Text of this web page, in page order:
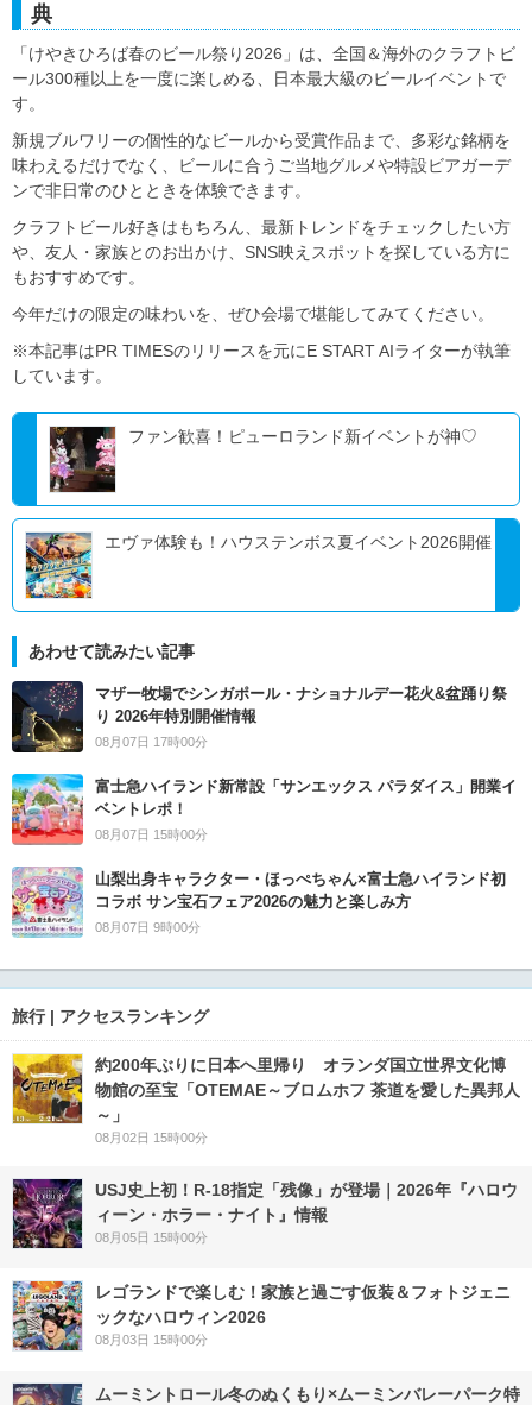
典
「けやきひろば春のビール祭り2026」は、全国＆海外のクラフトビ
ール300種以上を一度に楽しめる、日本最大級のビールイベントで
す。
新規ブルワリーの個性的なビールから受賞作品まで、多彩な銘柄を
味わえるだけでなく、ビールに合うご当地グルメや特設ビアガーデ
ンで非日常のひとときを体験できます。
クラフトビール好きはもちろん、最新トレンドをチェックしたい方
や、友人・家族とのお出かけ、SNS映えスポットを探している方に
もおすすめです。
今年だけの限定の味わいを、ぜひ会場で堪能してみてください。
※本記事はPR TIMESのリリースを元にE START AIライターが執筆
しています。
ファン歓喜！ピューロランド新イベントが神♡
エヴァ体験も！ハウステンボス夏イベント2026開催
あわせて読みたい記事
マザー牧場でシンガポール・ナショナルデー花火&盆踊り祭
り 2026年特別開催情報
08月07日 17時00分
富士急ハイランド新常設「サンエックス パラダイス」開業イ
ベントレポ！
08月07日 15時00分
山梨出身キャラクター・ほっぺちゃん×富士急ハイランド初
コラボ サン宝石フェア2026の魅力と楽しみ方
08月07日 9時00分
旅行 | アクセスランキング
約200年ぶりに日本へ里帰り オランダ国立世界文化博
物館の至宝「OTEMAE～ブロムホフ 茶道を愛した異邦人
～」
08月02日 15時00分
USJ史上初！R-18指定「残像」が登場｜2026年『ハロウ
ィーン・ホラー・ナイト』情報
08月05日 15時00分
レゴランドで楽しむ！家族と過ごす仮装＆フォトジェニ
ックなハロウィン2026
08月03日 15時00分
ムーミントロール冬のぬくもり×ムーミンバレーパーク特